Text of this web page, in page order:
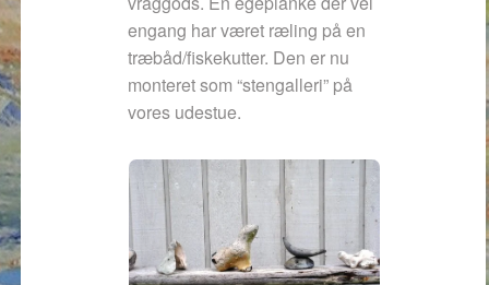
engang har været ræling på en
træbåd/fiskekutter. Den er nu
monteret som “stengalleri” på
vores udestue.